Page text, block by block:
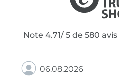
Note 4.71/ 5 de 580
06.08.2026